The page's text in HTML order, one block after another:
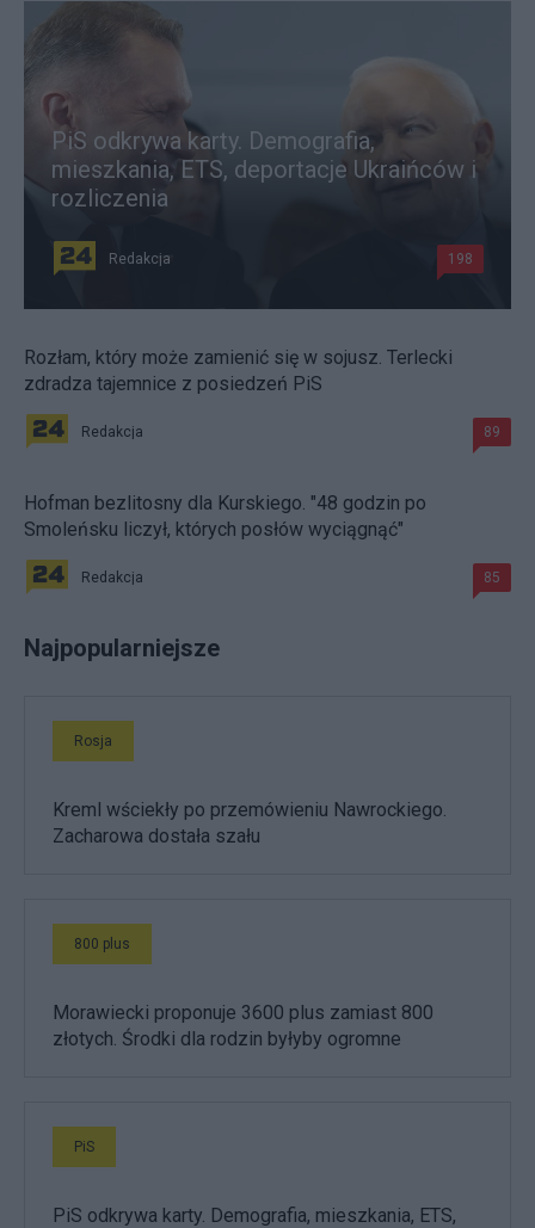
PiS odkrywa karty. Demografia,
mieszkania, ETS, deportacje Ukraińców i
rozliczenia
Redakcja 198
Rozłam, który może zamienić się w sojusz. Terlecki
zdradza tajemnice z posiedzeń PiS
Redakcja 89
Hofman bezlitosny dla Kurskiego. "48 godzin po
Smoleńsku liczył, których posłów wyciągnąć"
Redakcja 85
Najpopularniejsze
Rosja
Kreml wściekły po przemówieniu Nawrockiego.
Zacharowa dostała szału
800 plus
Morawiecki proponuje 3600 plus zamiast 800
złotych. Środki dla rodzin byłyby ogromne
PiS
PiS odkrywa karty. Demografia, mieszkania, ETS,